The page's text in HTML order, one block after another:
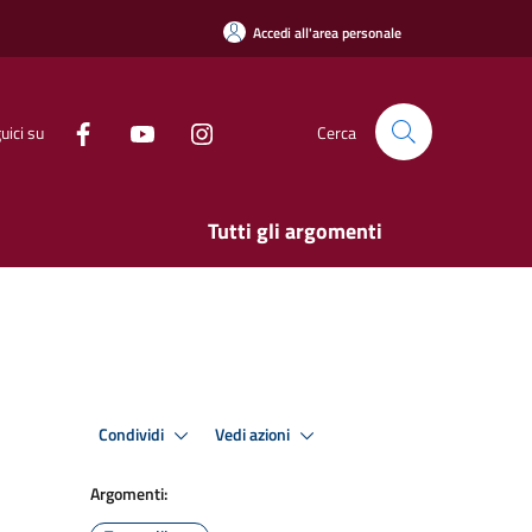
Accedi all'area personale
su Cerca
Tutti gli argomenti
Condividi Vedi azioni
Argomenti: